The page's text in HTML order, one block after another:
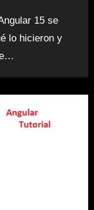
15 se
lo hicieron y